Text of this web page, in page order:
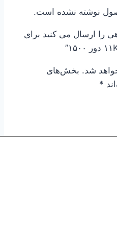
نوشته نشده است.
را ارسال می کنید برای
شد. بخش‌های
*